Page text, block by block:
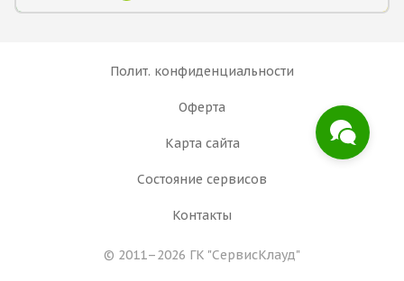
Полит. конфиденциальности
Оферта
Карта сайта
Состояние сервисов
Контакты
© 2011–2026 ГК "СервисКлауд"
интересующие вопросы.